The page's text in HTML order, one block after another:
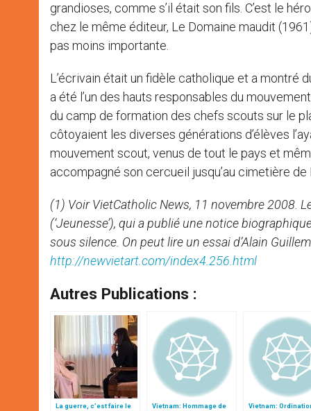
grandioses, comme s’il était son fils. C’est le
chez le même éditeur, Le Domaine maudit
pas moins importante.
L’écrivain était un fidèle catholique et a montré
a été l’un des hauts responsables du
du camp de formation des chefs scouts sur le
côtoyaient les diverses générations d’élèves
mouvement scout, venus de tout le pays et
accompagné son cercueil jusqu’au cimetière de
(1) Voir VietCatholic News, 11 novembre 2008.
(‘Jeunesse’), qui a publié une notice
sous silence. On peut lire un essai d’Alain
http://newvietart.com/index4.256.html
Autres Publications :
La guerre, c’est faire le
Vietnam: Hommage de
Vietnam: